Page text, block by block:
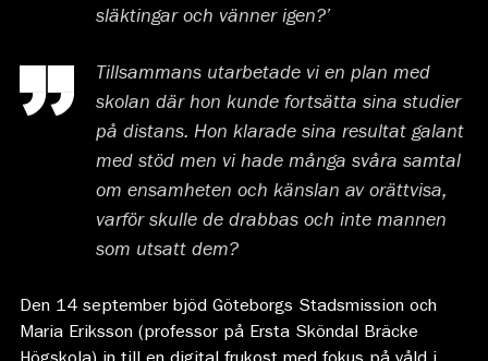
släktingar och vänner igen?’
Tillsammans utarbetade vi en plan med
skolan där hon kunde fortsätta sina studier
på distans. Hon klarade sina resultat galant
med stöd men vi hade många svåra samtal
om ensamheten och känslan av orättvisa,
varför skulle de drabbas och inte mannen
som utsatt dem?
Den 14 september bjöd Göteborgs Stadsmission och
Maria Eriksson (professor på Ersta Sköndal Bräcke